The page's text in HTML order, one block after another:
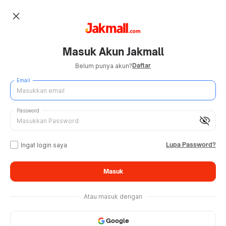
close
Masuk Akun Jakmall
Belum punya akun?Daftar
Email
visibility_off
Password
Ingat login saya Lupa Password?
Masuk
Atau masuk dengan
Google